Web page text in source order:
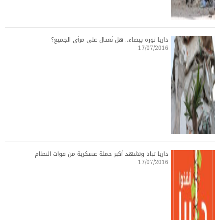
داريا ثورة بيضاء.. هل تُغتال على مرأى الجميع؟
17/07/2016
داريا تباد وتشهد أكبر حملة عسكرية من قوات النظام
17/07/2016